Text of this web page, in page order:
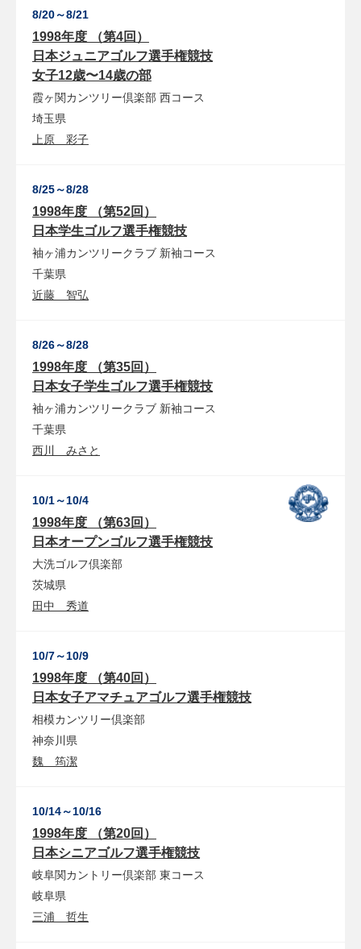
8/20～8/21
1998年度 （第4回）
日本ジュニアゴルフ選手権競技
女子12歳〜14歳の部
霞ヶ関カンツリー倶楽部 西コース
埼玉県
上原 彩子
8/25～8/28
1998年度 （第52回）
日本学生ゴルフ選手権競技
袖ヶ浦カンツリークラブ 新袖コース
千葉県
近藤 智弘
8/26～8/28
1998年度 （第35回）
日本女子学生ゴルフ選手権競技
袖ヶ浦カンツリークラブ 新袖コース
千葉県
西川 みさと
10/1～10/4
1998年度 （第63回）
日本オープンゴルフ選手権競技
大洗ゴルフ倶楽部
茨城県
田中 秀道
10/7～10/9
1998年度 （第40回）
日本女子アマチュアゴルフ選手権競技
相模カンツリー倶楽部
神奈川県
魏 筠潔
10/14～10/16
1998年度 （第20回）
日本シニアゴルフ選手権競技
岐阜関カントリー倶楽部 東コース
岐阜県
三浦 哲生